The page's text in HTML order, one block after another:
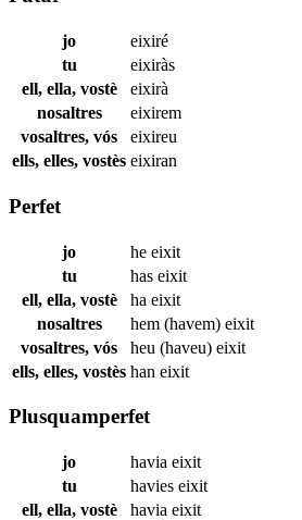
jo
eixiré
tu
eixiràs
ell, ella, vostè
eixirà
nosaltres
eixirem
vosaltres, vós
eixireu
ells, elles, vostès eixiran
Perfet
jo he eixit
tu
has eixit
ell, ella, vostè
ha eixit
nosaltres
hem (havem) eixit
vosaltres, vós
heu (haveu) eixit
ells, elles, vostès han eixit
Plusquamperfet
jo havia eixit
tu
havies eixit
ell, ella, vostè
havia eixit